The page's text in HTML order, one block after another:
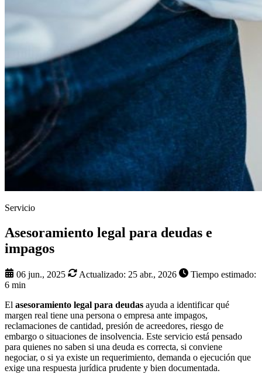
Servicio
Asesoramiento legal para deudas e
impagos
06 jun., 2025 Actualizado: 25 abr., 2026
Tiempo estimado:
6 min
El asesoramiento legal para deudas ayuda a identificar qué
margen real tiene una persona o empresa ante impagos,
reclamaciones de cantidad, presión de acreedores, riesgo de
embargo o situaciones de insolvencia. Este servicio está pensado
para quienes no saben si una deuda es correcta, si conviene
negociar, o si ya existe un requerimiento, demanda o ejecución que
exige una respuesta jurídica prudente y bien documentada.